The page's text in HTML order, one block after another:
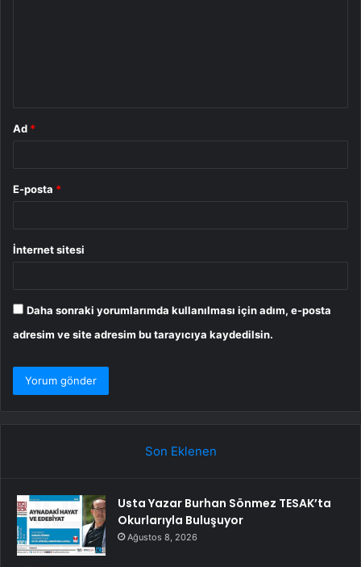
Ad *
E-posta *
İnternet sitesi
Daha sonraki yorumlarımda kullanılması için adım, e-posta
adresim ve site adresim bu tarayıcıya kaydedilsin.
Son Eklenen
Usta Yazar Burhan Sönmez TESAK’ta
Okurlarıyla Buluşuyor
Ağustos 8, 2026